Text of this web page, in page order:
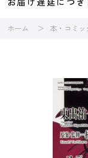
ホーム 本・コミ